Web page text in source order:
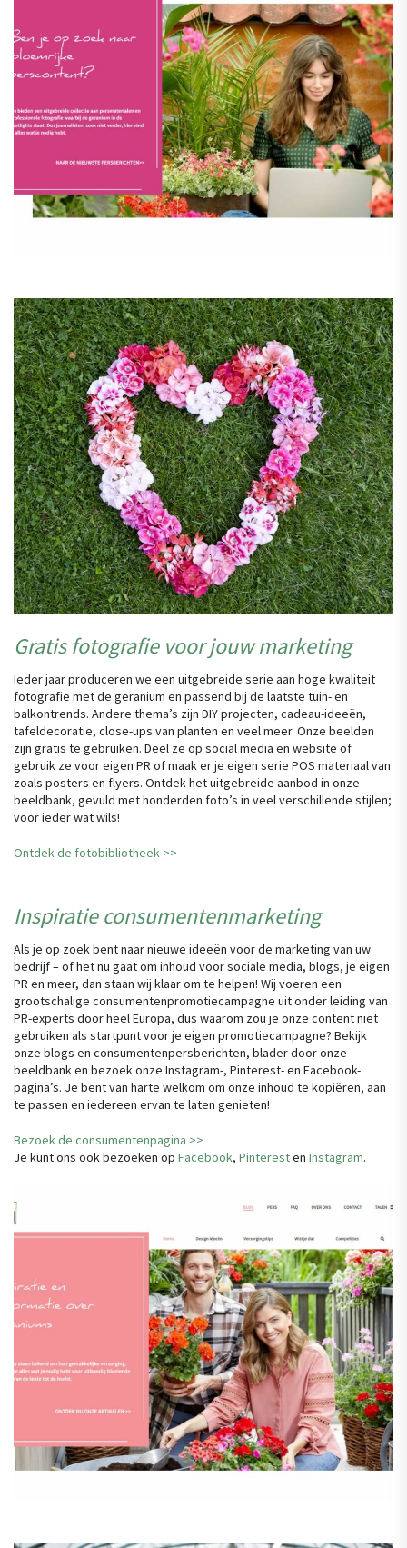
Gratis fotografie voor jouw marketing
Ieder jaar produceren we een uitgebreide serie aan hoge kwaliteit
fotografie met de geranium en passend bij de laatste tuin- en
balkontrends. Andere thema’s zijn DIY projecten, cadeau-ideeën,
tafeldecoratie, close-ups van planten en veel meer. Onze beelden
zijn gratis te gebruiken. Deel ze op social media en website of
gebruik ze voor eigen PR of maak er je eigen serie POS materiaal van
zoals posters en flyers. Ontdek het uitgebreide aanbod in onze
beeldbank, gevuld met honderden foto’s in veel verschillende stijlen;
voor ieder wat wils!
Ontdek de fotobibliotheek >>
Inspiratie consumentenmarketing
Als je op zoek bent naar nieuwe ideeën voor de marketing van uw
bedrijf – of het nu gaat om inhoud voor sociale media, blogs, je eigen
PR en meer, dan staan wij klaar om te helpen! Wij voeren een
grootschalige consumentenpromotiecampagne uit onder leiding van
PR-experts door heel Europa, dus waarom zou je onze content niet
gebruiken als startpunt voor je eigen promotiecampagne? Bekijk
onze blogs en consumentenpersberichten, blader door onze
beeldbank en bezoek onze Instagram-, Pinterest- en Facebook-
pagina’s. Je bent van harte welkom om onze inhoud te kopiëren, aan
te passen en iedereen ervan te laten genieten!
Bezoek de consumentenpagina >>
Je kunt ons ook bezoeken op Facebook, Pinteresten Instagram.